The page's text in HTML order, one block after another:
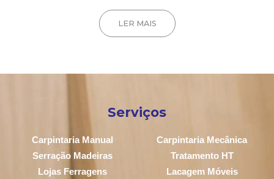
LER MAIS
Serviços
Carpintaria Manual
Carpintaria Mecânica
Serração Madeiras
Tratamento HT
Lojas Ferragens
Lacagem Móveis